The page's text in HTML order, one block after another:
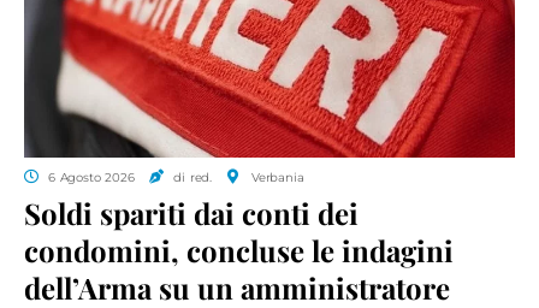
6 Agosto 2026 di red. Verbania
Soldi spariti dai conti dei
condomini, concluse le indagini
dell’Arma su un amministratore